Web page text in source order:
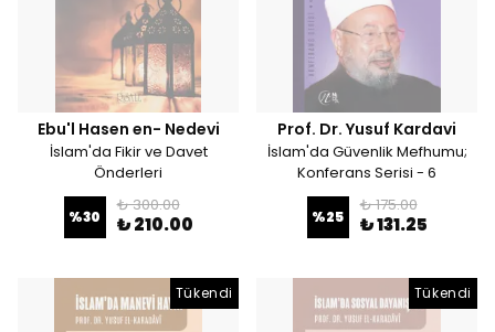
Ebu'l Hasen en- Nedevi
İslam'da Fikir ve Davet
Önderleri
%30
₺ 300.00
₺ 210.00
Prof. Dr. Yusuf Kardavi
İslam'da Güvenlik Mefhumu;
Konferans Serisi - 6
%25
₺ 175.00
₺ 131.25
Tükendi Tükendi